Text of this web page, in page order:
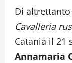
Di
Cavalleria
Catania il 21
Annamaria